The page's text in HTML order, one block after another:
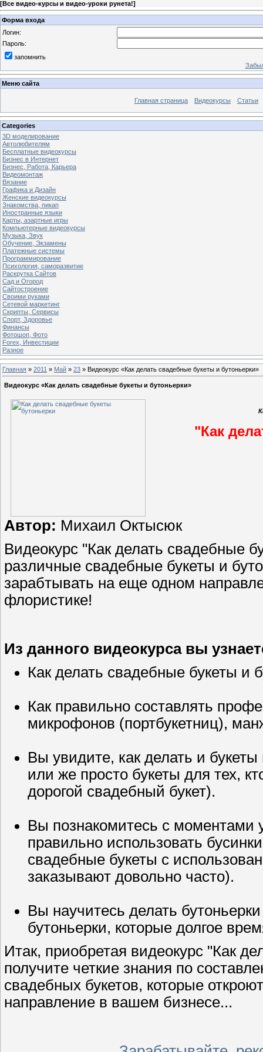
[Все видео-курсы и видео-уроки рунета!]
Форма входа
Логин:
Пароль:
запомнить
Меню сайта
Главная страница Видеокурсы Статьи
Categories
3D моделирование
Автолюбителям
Бесплатные видеокурсы
Бизнес в Интернет
Бизнес, Работа, Карьера
Видеомонтаж
Вязание
Графика и Дизайн
Женские видеокурсы
Знакомства, пикап
Иностранные языки
Карты, азартные игры
Компьютерные видеокурсы
Музыка, Звук
Обучение, Экзамены
Платежные системы
Программирование
Психология, саморазвитие
Раскрутка Сайтов
Cад и Огород
Сайтостроение
Своими руками
Сетевой маркетинг
Скрипты, Сервисы
Спорт, Здоровье
Финансы
Фотошоп, Фото
Forex, Инвестиции
Разное
Главная » 2011 » Май » 23 » Видеокурс «Как делать свадебные букеты и бутоньерки»
Видеокурс «Как делать свадебные букеты и бутоньерки»
"Как
Автор: Михаил Октысюк
Видеокурс "Как делать свадебные
различные свадебные букеты и
зарабтывать на еще одном
флористике!
Из данного видеокурса вы
Как делать свадебные букеты и
Как правильно составлять
микрофонов (портбукетниц),
Вы увидите, как делать и
или же просто букеты для тех,
дорогой свадебный букет).
Вы познакомитесь с моментами
правильно использовать
свадебные букеты с
заказывают довольно часто).
Вы научитесь делать
бутоньерки, которые долгое
Итак, приобретая видеокурс "Как
получите четкие знания по
свадебных букетов, которые
направление в вашем бизнесе...